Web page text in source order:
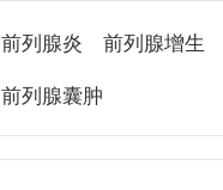
前列腺炎 前列腺增生
前列腺囊肿